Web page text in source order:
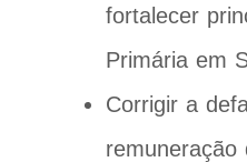
fortalecer
Primária em
Corrigir a
remuneração